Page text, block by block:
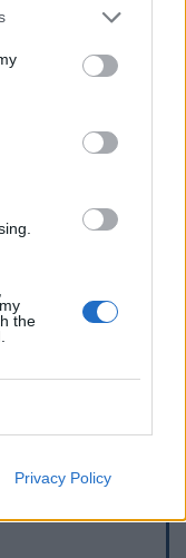
the
Privacy Policy